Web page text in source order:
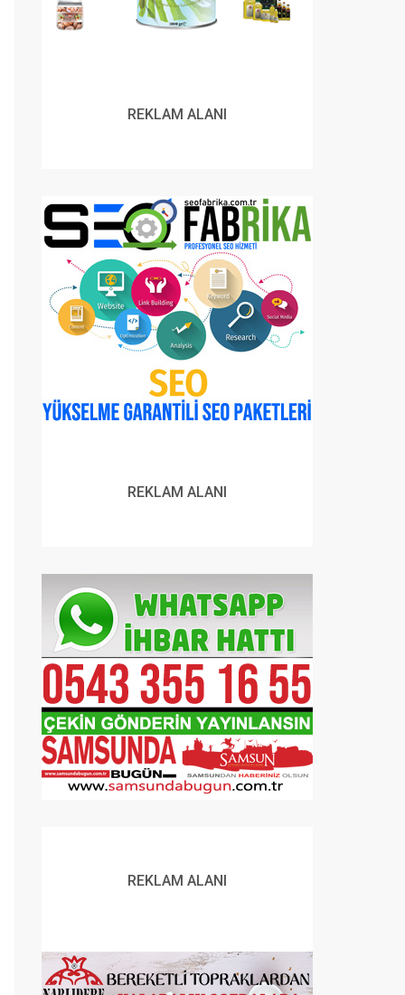
REKLAM ALANI
REKLAM ALANI
REKLAM ALANI